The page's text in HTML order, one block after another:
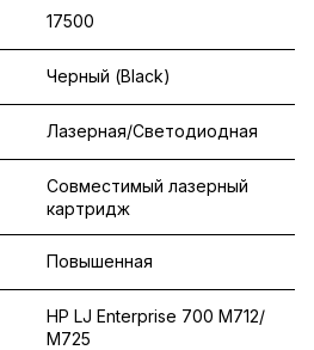
17500
Черный (Black)
Лазерная/Светодиодная
Совместимый лазерный
картридж
Повышенная
HP LJ Enterprise 700 M712/
M725